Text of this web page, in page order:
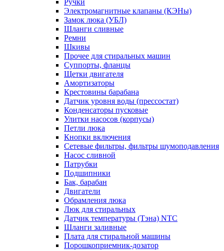
Ручки
Электромагнитные клапаны (КЭНы)
Замок люка (УБЛ)
Шланги сливные
Ремни
Шкивы
Прочее для стиральных машин
Суппорты, фланцы
Щетки двигателя
Амортизаторы
Крестовины барабана
Датчик уровня воды (прессостат)
Конденсаторы пусковые
Улитки насосов (корпусы)
Петли люка
Кнопки включения
Сетевые фильтры, фильтры шумоподавления
Насос сливной
Патрубки
Подшипники
Бак, барабан
Двигатели
Обрамления люка
Люк для стиральных
Датчик температуры (Тэна) NTC
Шланги заливные
Плата для стиральной машины
Порошкоприемник-дозатор